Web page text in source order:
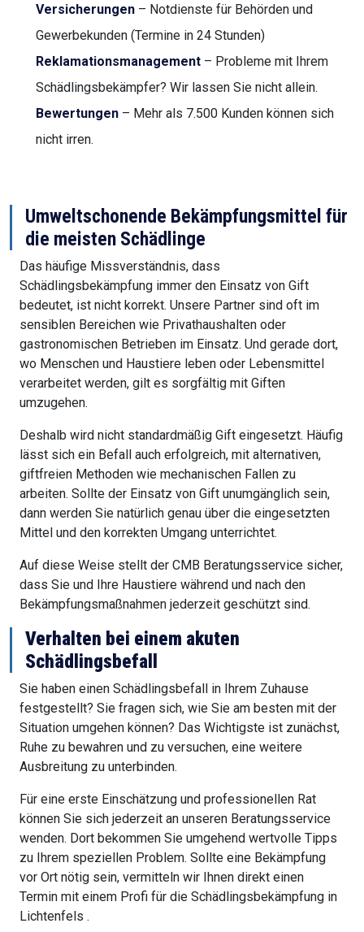
Versicherungen – Notdienste für Behörden und
Gewerbekunden (Termine in 24 Stunden)
Reklamationsmanagement – Probleme mit Ihrem
Schädlingsbekämpfer? Wir lassen Sie nicht allein.
Bewertungen – Mehr als 7.500 Kunden können sich
nicht irren.
Umweltschonende Bekämpfungsmittel für
die meisten Schädlinge
Das häufige Missverständnis, dass
Schädlingsbekämpfung immer den Einsatz von Gift
bedeutet, ist nicht korrekt. Unsere Partner sind oft im
sensiblen Bereichen wie Privathaushalten oder
gastronomischen Betrieben im Einsatz. Und gerade dort,
wo Menschen und Haustiere leben oder Lebensmittel
verarbeitet werden, gilt es sorgfältig mit Giften
umzugehen.
Deshalb wird nicht standardmäßig Gift eingesetzt. Häufig
lässt sich ein Befall auch erfolgreich, mit alternativen,
giftfreien Methoden wie mechanischen Fallen zu
arbeiten. Sollte der Einsatz von Gift unumgänglich sein,
dann werden Sie natürlich genau über die eingesetzten
Mittel und den korrekten Umgang unterrichtet.
Auf diese Weise stellt der CMB Beratungsservice sicher,
dass Sie und Ihre Haustiere während und nach den
Bekämpfungsmaßnahmen jederzeit geschützt sind.
Verhalten bei einem akuten
Schädlingsbefall
Sie haben einen Schädlingsbefall in Ihrem Zuhause
festgestellt? Sie fragen sich, wie Sie am besten mit der
Situation umgehen können? Das Wichtigste ist zunächst,
Ruhe zu bewahren und zu versuchen, eine weitere
Ausbreitung zu unterbinden.
Für eine erste Einschätzung und professionellen Rat
können Sie sich jederzeit an unseren Beratungsservice
wenden. Dort bekommen Sie umgehend wertvolle Tipps
zu Ihrem speziellen Problem. Sollte eine Bekämpfung
vor Ort nötig sein, vermitteln wir Ihnen direkt einen
Termin mit einem Profi für die Schädlingsbekämpfung in
Lichtenfels .